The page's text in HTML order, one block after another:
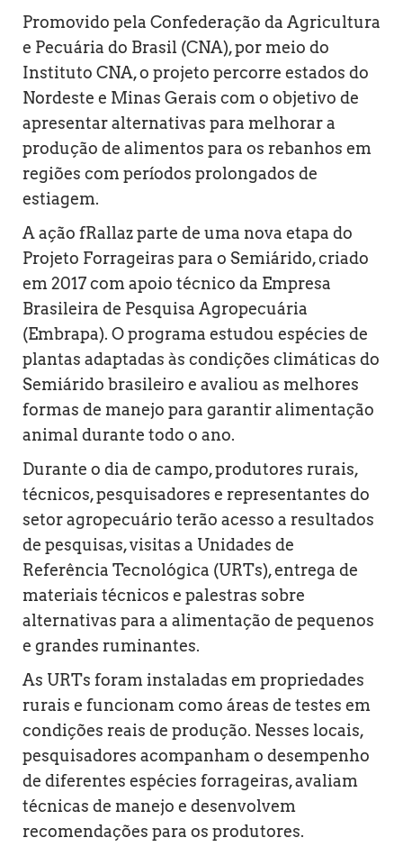
Promovido pela Confederação da Agricultura
e Pecuária do Brasil (CNA), por meio do
Instituto CNA, o projeto percorre estados do
Nordeste e Minas Gerais com o objetivo de
apresentar alternativas para melhorar a
produção de alimentos para os rebanhos em
regiões com períodos prolongados de
estiagem.
A ação fRallaz parte de uma nova etapa do
Projeto Forrageiras para o Semiárido, criado
em 2017 com apoio técnico da Empresa
Brasileira de Pesquisa Agropecuária
(Embrapa). O programa estudou espécies de
plantas adaptadas às condições climáticas do
Semiárido brasileiro e avaliou as melhores
formas de manejo para garantir alimentação
animal durante todo o ano.
Durante o dia de campo, produtores rurais,
técnicos, pesquisadores e representantes do
setor agropecuário terão acesso a resultados
de pesquisas, visitas a Unidades de
Referência Tecnológica (URTs), entrega de
materiais técnicos e palestras sobre
alternativas para a alimentação de pequenos
e grandes ruminantes.
As URTs foram instaladas em propriedades
rurais e funcionam como áreas de testes em
condições reais de produção. Nesses locais,
pesquisadores acompanham o desempenho
de diferentes espécies forrageiras, avaliam
técnicas de manejo e desenvolvem
recomendações para os produtores.